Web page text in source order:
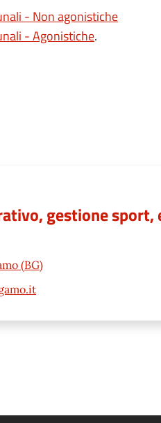
- Non agonistiche
- Agonistiche.
gestione sport,
(BG)